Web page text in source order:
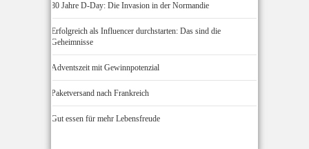
80 Jahre D-Day: Die Invasion in der Normandie
Erfolgreich als Influencer durchstarten: Das sind die
Geheimnisse
Adventszeit mit Gewinnpotenzial
Paketversand nach Frankreich
Gut essen für mehr Lebensfreude